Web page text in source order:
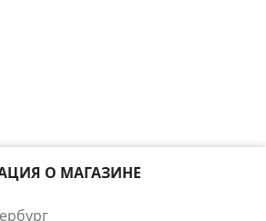
О МАГАЗИНЕ